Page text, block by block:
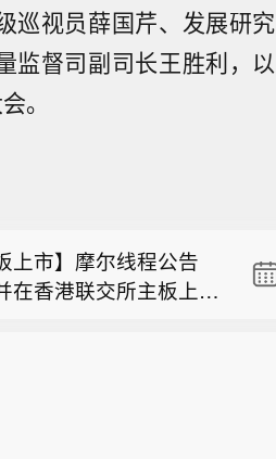
巡视员薛国芹、发展研究
监督司副司长王胜利，以
。
券代码：300246）和
码：123065）自2026
上市】摩尔线程公告
在香港联交所主板上市